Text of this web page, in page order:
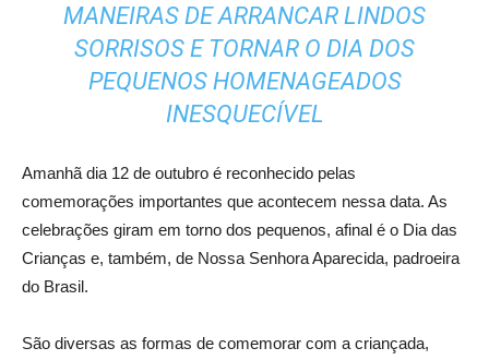
MANEIRAS DE ARRANCAR LINDOS
SORRISOS E TORNAR O DIA DOS
PEQUENOS HOMENAGEADOS
INESQUECÍVEL
Amanhã dia 12 de outubro é reconhecido pelas
comemorações importantes que acontecem nessa data. As
celebrações giram em torno dos pequenos, afinal é o Dia das
Crianças e, também, de Nossa Senhora Aparecida, padroeira
do Brasil.
São diversas as formas de comemorar com a criançada,